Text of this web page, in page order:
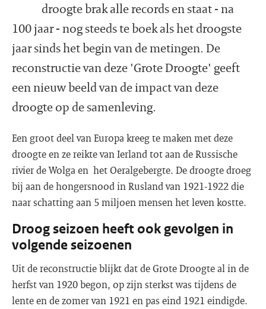
droogte brak alle records en staat - na
100 jaar - nog steeds te boek als het droogste
jaar sinds het begin van de metingen. De
reconstructie van deze 'Grote Droogte' geeft
een nieuw beeld van de impact van deze
droogte op de samenleving.
Een groot deel van Europa kreeg te maken met deze
droogte en ze reikte van Ierland tot aan de Russische
rivier de Wolga en het Oeralgebergte. De droogte droeg
bij aan de hongersnood in Rusland van 1921-1922 die
naar schatting aan 5 miljoen mensen het leven kostte.
Droog seizoen heeft ook gevolgen in
volgende seizoenen
Uit de reconstructie blijkt dat de Grote Droogte al in de
herfst van 1920 begon, op zijn sterkst was tijdens de
lente en de zomer van 1921 en pas eind 1921 eindigde.